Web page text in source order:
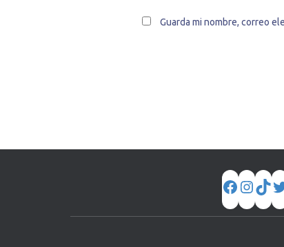
Guarda mi nombre, correo